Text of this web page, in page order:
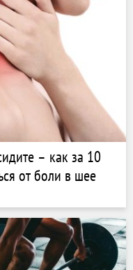
– как за 10
от боли в шее